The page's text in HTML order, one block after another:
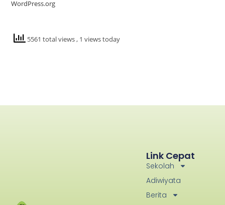
WordPress.org
5561 total views, 1 views today
Link Cepat
Sekolah
Adiwiyata
Berita